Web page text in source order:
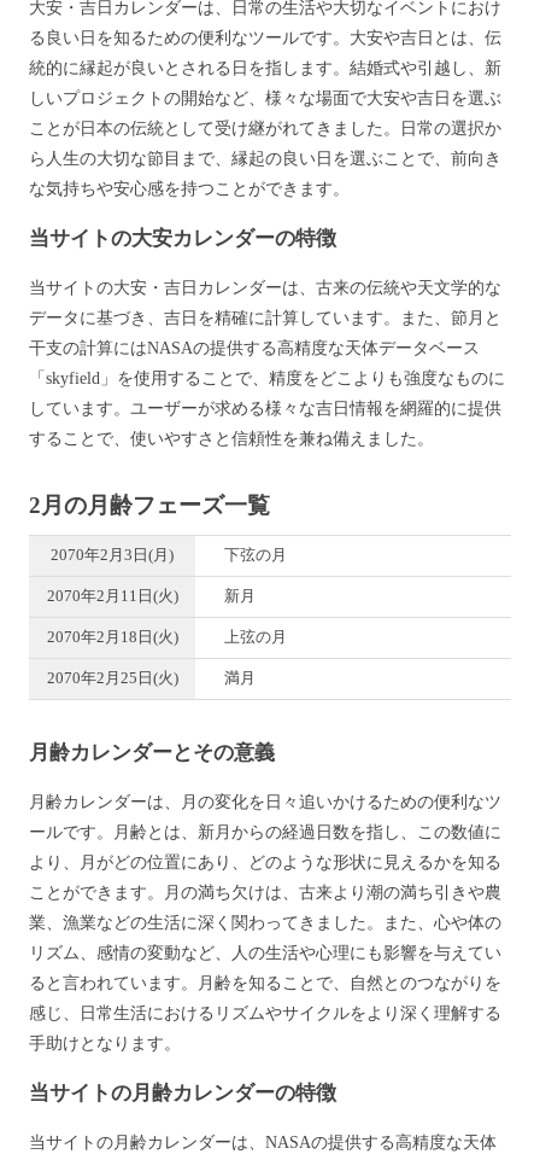
大安・吉日カレンダーは、日常の生活や大切なイベントにおけ
る良い日を知るための便利なツールです。大安や吉日とは、伝
統的に縁起が良いとされる日を指します。結婚式や引越し、新
しいプロジェクトの開始など、様々な場面で大安や吉日を選ぶ
ことが日本の伝統として受け継がれてきました。日常の選択か
ら人生の大切な節目まで、縁起の良い日を選ぶことで、前向き
な気持ちや安心感を持つことができます。
当サイトの大安カレンダーの特徴
当サイトの大安・吉日カレンダーは、古来の伝統や天文学的な
データに基づき、吉日を精確に計算しています。また、節月と
干支の計算にはNASAの提供する高精度な天体データベース
「skyfield」を使用することで、精度をどこよりも強度なものに
しています。ユーザーが求める様々な吉日情報を網羅的に提供
することで、使いやすさと信頼性を兼ね備えました。
2月の月齢フェーズ一覧
2070年2月3日(月) 下弦の月
2070年2月11日(火) 新月
2070年2月18日(火) 上弦の月
2070年2月25日(火) 満月
月齢カレンダーとその意義
月齢カレンダーは、月の変化を日々追いかけるための便利なツ
ールです。月齢とは、新月からの経過日数を指し、この数値に
より、月がどの位置にあり、どのような形状に見えるかを知る
ことができます。月の満ち欠けは、古来より潮の満ち引きや農
業、漁業などの生活に深く関わってきました。また、心や体の
リズム、感情の変動など、人の生活や心理にも影響を与えてい
ると言われています。月齢を知ることで、自然とのつながりを
感じ、日常生活におけるリズムやサイクルをより深く理解する
手助けとなります。
当サイトの月齢カレンダーの特徴
当サイトの月齢カレンダーは、NASAの提供する高精度な天体